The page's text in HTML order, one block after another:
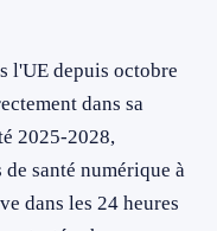
l'UE depuis octobre
dans sa
2025-2028,
santé numérique à
dans les 24 heures